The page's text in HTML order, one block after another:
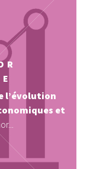
l’évolution
et